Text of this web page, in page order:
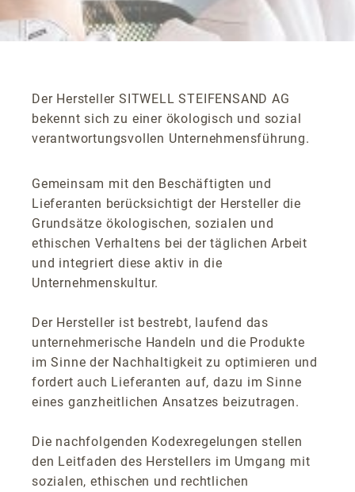
Der Hersteller SITWELL STEIFENSAND AG
bekennt sich zu einer ökologisch und sozial
verantwortungsvollen Unternehmensführung.
Gemeinsam mit den Beschäftigten und
Lieferanten berücksichtigt der Hersteller die
Grundsätze ökologischen, sozialen und
ethischen Verhaltens bei der täglichen Arbeit
und integriert diese aktiv in die
Unternehmenskultur.
Der Hersteller ist bestrebt, laufend das
unternehmerische Handeln und die Produkte
im Sinne der Nachhaltigkeit zu optimieren und
fordert auch Lieferanten auf, dazu im Sinne
eines ganzheitlichen Ansatzes beizutragen.
Die nachfolgenden Kodexregelungen stellen
den Leitfaden des Herstellers im Umgang mit
sozialen, ethischen und rechtlichen